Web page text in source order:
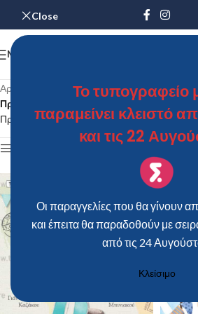
Close
Το τυπογραφείο
παραμείνει κλειστό
και τις 22
Οι παραγγελίες που θα γίνουν
και έπειτα θα παραδοθούν με
από τις 24
Κλείσιμο
MENU
Αρχική σελίδα
Προϊόντα με ετικέτα “προσκλητηρια
Προβάλλονται όλα - 128 αποτελέσματα